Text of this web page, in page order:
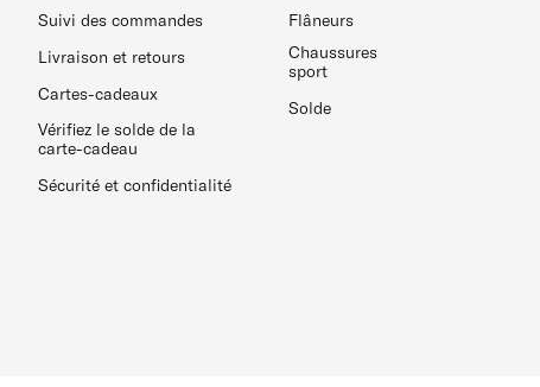
Suivi des commandes
Livraison et retours
Cartes-cadeaux
Vérifiez le solde de la
carte-cadeau
Sécurité et confidentialité
Flâneurs
Chaussures
sport
Solde